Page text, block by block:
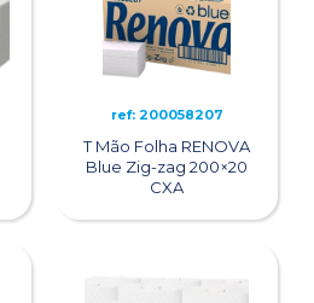
ref: 200058207
T Mão Folha RENOVA
Blue Zig-zag 200×20
CXA